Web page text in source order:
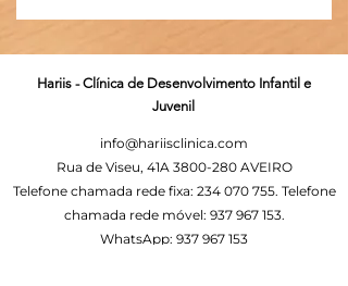
Hariis - Clínica de Desenvolvimento Infantil e
Juvenil
info@hariisclinica.com
Rua de Viseu, 41A 3800-280AVEIRO
Telefone chamada rede fixa: 234 070 755. Telefone
chamada rede móvel: 937 967 153.
WhatsApp: 937 967 153